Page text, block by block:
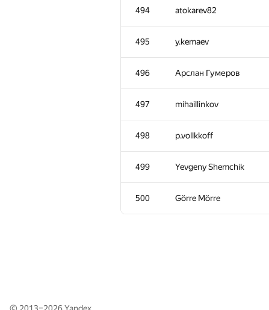
494 atokarev82
495 y.kemaev
496 Арслан Гумеров
497 mihaillinkov
498 p.vollkkoff
499 Yevgeny Shemchik
500 Görre Mörre
bunosbb
le minh nghia Rwe
461 levanvar
Kmakxum
malegorani
464 v.v.melnyk
465 紙ぺーぱー